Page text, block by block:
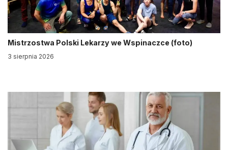
Mistrzostwa Polski Lekarzy we Wspinaczce (foto)
3 sierpnia 2026